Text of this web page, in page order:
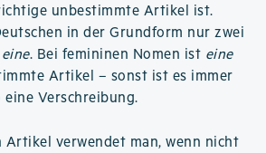
unbestimmte Artikel ist.
in der Grundform nur zwei
eine. Bei femininen Nomen ist eine
Artikel – sonst ist es immer
Verschreibung.
Artikel verwendet man, wenn nicht